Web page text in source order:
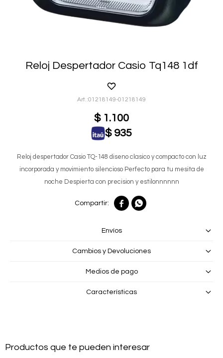
Reloj Despertador Casio Tq148 1df
01218149-01218149
$ 1.100
$ 935
Reloj despertador Casio TQ-148 diseno clasico y compacto con luz
incorporada y movimiento silencioso Perfecto para tu mesita de
noche Despierta con precision y estilonnnnnn
 
Envíos
Cambios y Devoluciones
Medios de pago
Características
Productos que te pueden interesar